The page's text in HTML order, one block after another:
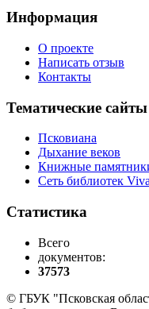
Информация
О проекте
Написать отзыв
Контакты
Тематические сайты
Псковиана
Дыхание веков
Книжные
Сеть библиотек
Статистика
Всего
документов:
37573
© ГБУК "Псковская